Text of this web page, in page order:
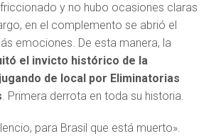
y no hubo ocasiones claras
en el complemento se abrió el
emociones. De esta manera, la
el invicto histórico de la
de local por Eliminatorias
. Primera derrota en toda su historia.
para Brasil que está muerto».